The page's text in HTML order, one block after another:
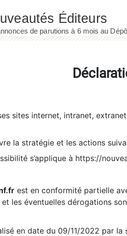
sites internet, intranet,
la stratégie et les actions
s’applique à https://
est en conformité partielle
les éventuelles dérogations
en date du 09/11/2022 par